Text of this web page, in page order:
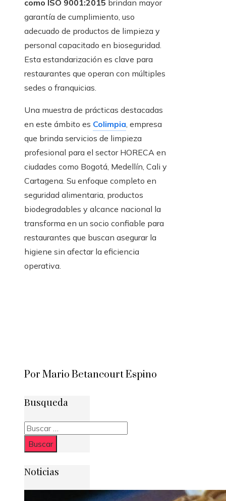
como ISO 9001:2015 brindan mayor
garantía de cumplimiento, uso
adecuado de productos de limpieza y
personal capacitado en bioseguridad.
Esta estandarización es clave para
restaurantes que operan con múltiples
sedes o franquicias.
Una muestra de prácticas destacadas
en este ámbito es Colimpia, empresa
que brinda servicios de limpieza
profesional para el sector HORECA en
ciudades como Bogotá, Medellín, Cali y
Cartagena. Su enfoque completo en
seguridad alimentaria, productos
biodegradables y alcance nacional la
transforma en un socio confiable para
restaurantes que buscan asegurar la
higiene sin afectar la eficiencia
operativa.
Por Mario Betancourt Espino
Busqueda
Buscar:
Noticias